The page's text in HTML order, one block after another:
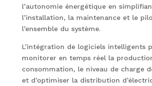
l’autonomie énergétique en
l’installation, la maintenance et le
l’ensemble du système.
L’intégration de logiciels intelligents
monitorer en temps réel la
consommation, le niveau de charge
et d’optimiser la distribution